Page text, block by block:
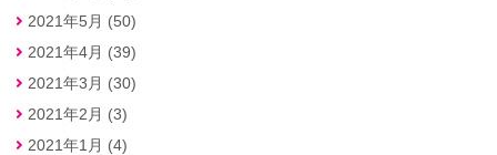
2021年5月 (50)
2021年4月 (39)
2021年3月 (30)
2021年2月 (3)
2021年1月 (4)